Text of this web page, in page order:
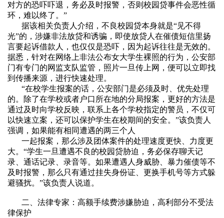
对方的恐吓吓退，务必及时报警，否则校园贷事件会恶性循
环，难以终了。”
据该相关负责人介绍，不良校园贷本身就是“见不得
光”的，涉嫌非法放贷和诱骗，即使放贷人在催债短信里扬
言要起诉借款人，也仅仅是恐吓，因为起诉往往是无效的。
据悉，针对在网络上非法公布女大学生裸照的行为，公安部
门有专门的网监支队监管，照片一旦传上网，便可以立即找
到传播来源，进行快速处理。
“在校学生报案的话，公安部门是必须及时、优先处理
的。除了在学校或者户口所在地的分局报案，更好的方法是
通过及时向学校反映，联系上各个学校指定的警员，不仅可
以快速立案，还可以保护学生在校期间的安全。”该负责人
强调，如果能有相同遭遇的两三个人
一起报案，那么涉及团体案件的处理速度更快、力度更
大。“学生一旦遭遇不良的校园贷胁迫，务必保存聊天记
录、通话记录、录音等。如果遭遇人身威胁、暴力催债等不
及时报警，那么只有通过挂失身份证、更换手机号等方式躲
避骚扰。”该负责人说道。
二、法律专家：高额手续费涉嫌胁迫，高利部分不受法
律保护